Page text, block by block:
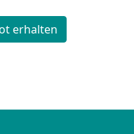
erhalten